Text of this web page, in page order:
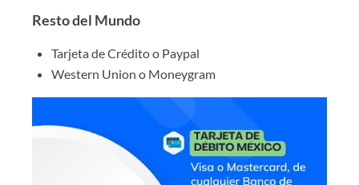
Resto del Mundo
Tarjeta de Crédito o Paypal
Western Union o Moneygram